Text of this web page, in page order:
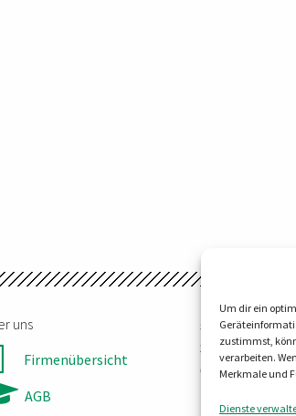
Um dir ein
zustimmst,
verarbeiten.
Merkmale und
Dienste
uns
Firmenübersicht
AGB
steller-
Steinbruchweg
06198 Salzatal